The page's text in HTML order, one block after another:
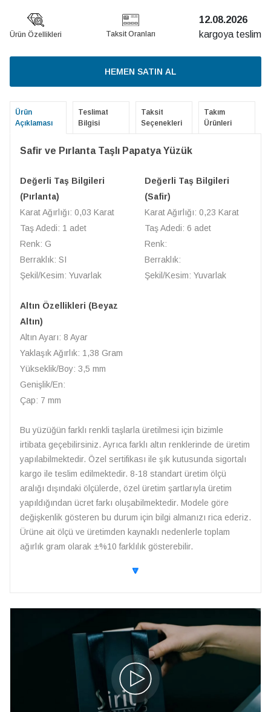
Ürün Özellikleri Taksit Oranları
12.08.2026
kargoya teslim
HEMEN SATIN AL
Ürün
Açıklaması
Teslimat
Bilgisi
Taksit
Seçenekleri
Takım
Ürünleri
Safir ve Pırlanta Taşlı Papatya Yüzük
Değerli Taş Bilgileri
(Pırlanta)
Karat Ağırlığı: 0,03 Karat
Taş Adedi: 1 adet
Renk: G
Berraklık: SI
Şekil/Kesim: Yuvarlak
Değerli Taş Bilgileri
(Safir)
Karat Ağırlığı: 0,23 Karat
Taş Adedi: 6 adet
Renk:
Berraklık:
Şekil/Kesim: Yuvarlak
Altın Özellikleri (Beyaz
Altın)
Altın Ayarı: 8 Ayar
Yaklaşık Ağırlık: 1,38 Gram
Yükseklik/Boy: 3,5 mm
Genişlik/En:
Çap: 7 mm
Bu yüzüğün farklı renkli taşlarla üretilmesi için bizimle
irtibata geçebilirsiniz. Ayrıca farklı altın renklerinde de üretim
yapılabilmektedir. Özel sertifikası ile şık kutusunda sigortalı
kargo ile teslim edilmektedir. 8-18 standart üretim ölçü
aralığı dışındaki ölçülerde, özel üretim şartlarıyla üretim
yapıldığından ücret farkı oluşabilmektedir. Modele göre
değişkenlik gösteren bu durum için bilgi almanızı rica ederiz.
Ürüne ait ölçü ve üretimden kaynaklı nedenlerle toplam
ağırlık gram olarak ±%10 farklılık gösterebilir.
🔽